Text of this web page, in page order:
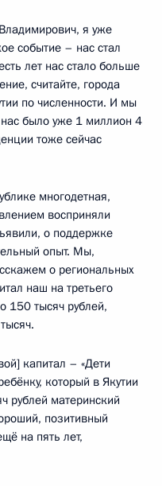
я уже
событие – нас стал
лет нас стало больше
считайте, города
по численности. И мы
было уже 1 миллион 4
тоже сейчас
многодетная,
восприняли
о поддержке
опыт. Мы,
о региональных
наш на третьего
150 тысяч рублей,
капитал – «Дети
который в Якутии
рублей материнский
позитивный
на пять лет,